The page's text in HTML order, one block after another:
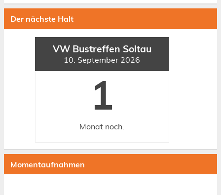
Der nächste Halt
VW Bustreffen Soltau
10. September 2026
1
Monat noch.
Momentaufnahmen